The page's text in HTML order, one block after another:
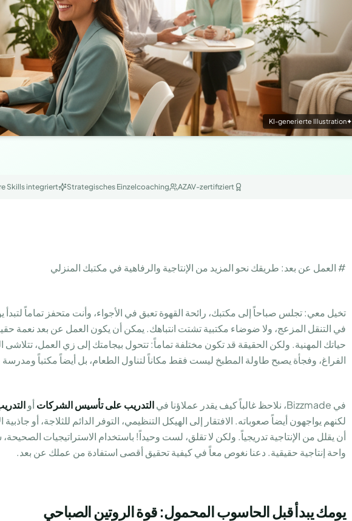
✦
KI-generierte Illustration
AZAV-zertifiziert
Strategisches Einzelcoaching
Skills integriert
# العمل عن بعد: طريقك نحو المزيد من الإنتاجية والرفاهية في مكتبك المنزلي
تخيل معي: تجلس صباحاً إلى مكتبك، رائحة القهوة تعبق في الأجواء، وأنت متحفز تماماً
في التنقل المزعج، ولا ضوضاء مكتبية تشتت انتباهك. يمكن أن يكون العمل عن بعد نعمة
حياتك المهنية. ولكن الحقيقة قد تكون مختلفة تماماً: تتحول بيجامتك إلى زي العمل،
الفراغ، وفجأة يصبح طاولة المطبخ ليست فقط مكاناً لتناول الطعام، بل أيضاً مكتباً ومدرسة
في Bizzmade، نلاحظ غالباً كيف يقدر عملاؤنا في التدريب على تأسيس الشركاتأو
لكنهم يواجهون أيضاً صعوباته. الافتقار إلى الهيكل التنظيمي، التوفر الدائم للثلاجة، أو
أن يقلل من الإنتاجية تدريجياً. ولكن لا تقلق، لست وحيداً! باستخدام الاستراتيجيات
واحة إنتاجية حقيقية. دعنا نغوص معاً في كيفية تحقيق أقصى استفادة من عملك عن بعد.
يومك يبدأ قبل الحاسوب المحمول: قوة الروتين الصباحي